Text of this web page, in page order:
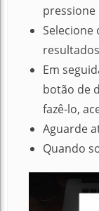
pressione
Selecione
Em
botão de
fazê-lo,
Aguarde
Quando